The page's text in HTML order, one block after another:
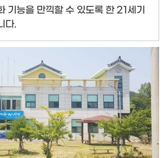
기능을 만끽할 수 있도록 한 21세기
다.